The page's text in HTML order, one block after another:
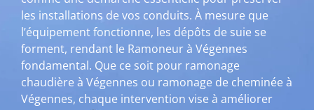
les installations de vos conduits. À mesure que
l’équipement fonctionne, les dépôts de suie se
forment, rendant le Ramoneur à Végennes
fondamental. Que ce soit pour ramonage
chaudière à Végennes ou ramonage de cheminée à
Végennes, chaque intervention vise à améliorer